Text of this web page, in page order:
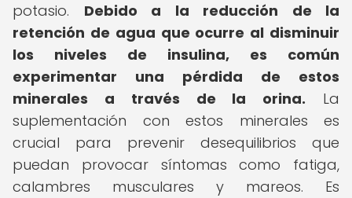
potasio. Debido a la reducción de la
retención de agua que ocurre al disminuir
los niveles de insulina, es común
experimentar una pérdida de estos
minerales a través de la orina. La
suplementación con estos minerales es
crucial para prevenir desequilibrios que
puedan provocar síntomas como fatiga,
calambres musculares y mareos. Es